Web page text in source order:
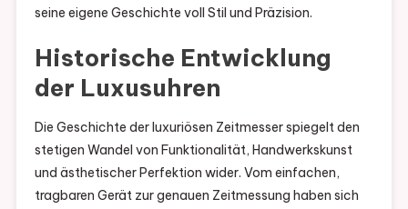
seine eigene Geschichte voll Stil und Präzision.
Historische Entwicklung
der Luxusuhren
Die Geschichte der luxuriösen Zeitmesser spiegelt den
stetigen Wandel von Funktionalität, Handwerkskunst
und ästhetischer Perfektion wider. Vom einfachen,
tragbaren Gerät zur genauen Zeitmessung haben sich